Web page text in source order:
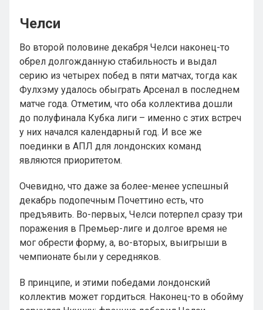
Челси
Во второй половине декабря Челси наконец-то
обрел долгожданную стабильность и выдал
серию из четырех побед в пяти матчах, тогда как
Фулхэму удалось обыграть Арсенал в последнем
матче года. Отметим, что оба коллектива дошли
до полуфинала Кубка лиги – именно с этих встреч
у них начался календарный год. И все же
поединки в АПЛ для лондонских команд
являются приоритетом.
Очевидно, что даже за более-менее успешный
декабрь подопечным Почеттино есть, что
предъявить. Во-первых, Челси потерпел сразу три
поражения в Премьер-лиге и долгое время не
мог обрести форму, а, во-вторых, выигрыши в
чемпионате были у середняков.
В принципе, и этими победами лондонский
коллектив может гордиться. Наконец-то в обойму